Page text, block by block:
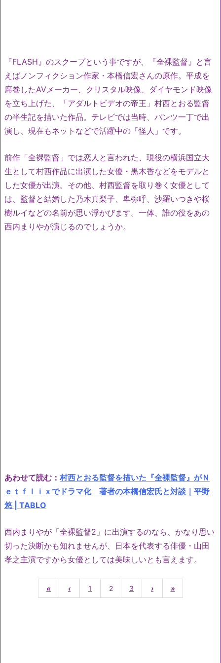
『FLASH』のスクープという事ですが、『全裸監督』と言
えばノンフィクション作家・本橋信宏さんの原作。平成を
席巻したAVメーカー、クリスタル映像、ダイヤモンド映像
を立ち上げた、「アダルトビデオの帝王」村西とおる監督
の半生記を描いた作品。テレビでは当時、パンツ一丁で出
演し、現在もネットなどで活躍中の「怪人」です。
前作「全裸監督」では恋人と言われた、現役の横浜国立大
生として村西作品に出演した女優・黒木香などをモデルと
した女優が出演。その他、村西監督を取り巻く女優として
は、監督と結婚した乃木真梨子、卑弥呼、沙羅いつきや桜
樹ルイなどの名前が思い浮かびます。一体、誰の役をあの
西内まりやが演じるのでしょうか。
あわせて読む： 村西とおる監督を描いた『全裸監督』がＮ
ｅｔｆｌｉｘでドラマ化 著者の本橋信宏氏と対談｜平野
悠 | TABLO
西内まりやが「全裸監督2」に出演するのなら、かなり思い
切った決断かも知れませんが、日本を代表する俳優・山田
孝之主演ですから女優としては美味しいとも言えます。
« ‹ 1 2 3 › »